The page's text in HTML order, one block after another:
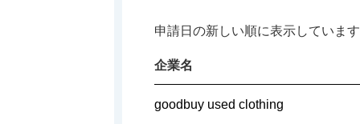
申請日の新しい順に表示していま
企業名
goodbuy used clothing